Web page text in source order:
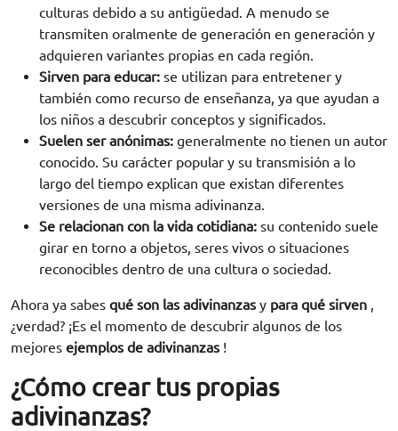
culturas debido a su antigüedad. A menudo se
transmiten oralmente de generación en generación y
adquieren variantes propias en cada región.
Sirven para educar: se utilizan para entretener y
también como recurso de enseñanza, ya que ayudan a
los niños a descubrir conceptos y significados.
Suelen ser anónimas: generalmente no tienen un autor
conocido. Su carácter popular y su transmisión a lo
largo del tiempo explican que existan diferentes
versiones de una misma adivinanza.
Se relacionan con la vida cotidiana: su contenido suele
girar en torno a objetos, seres vivos o situaciones
reconocibles dentro de una cultura o sociedad.
Ahora ya sabes qué son las adivinanzas y para qué sirven ,
¿verdad? ¡Es el momento de descubrir algunos de los
mejores ejemplos de adivinanzas !
¿Cómo crear tus propias
adivinanzas?